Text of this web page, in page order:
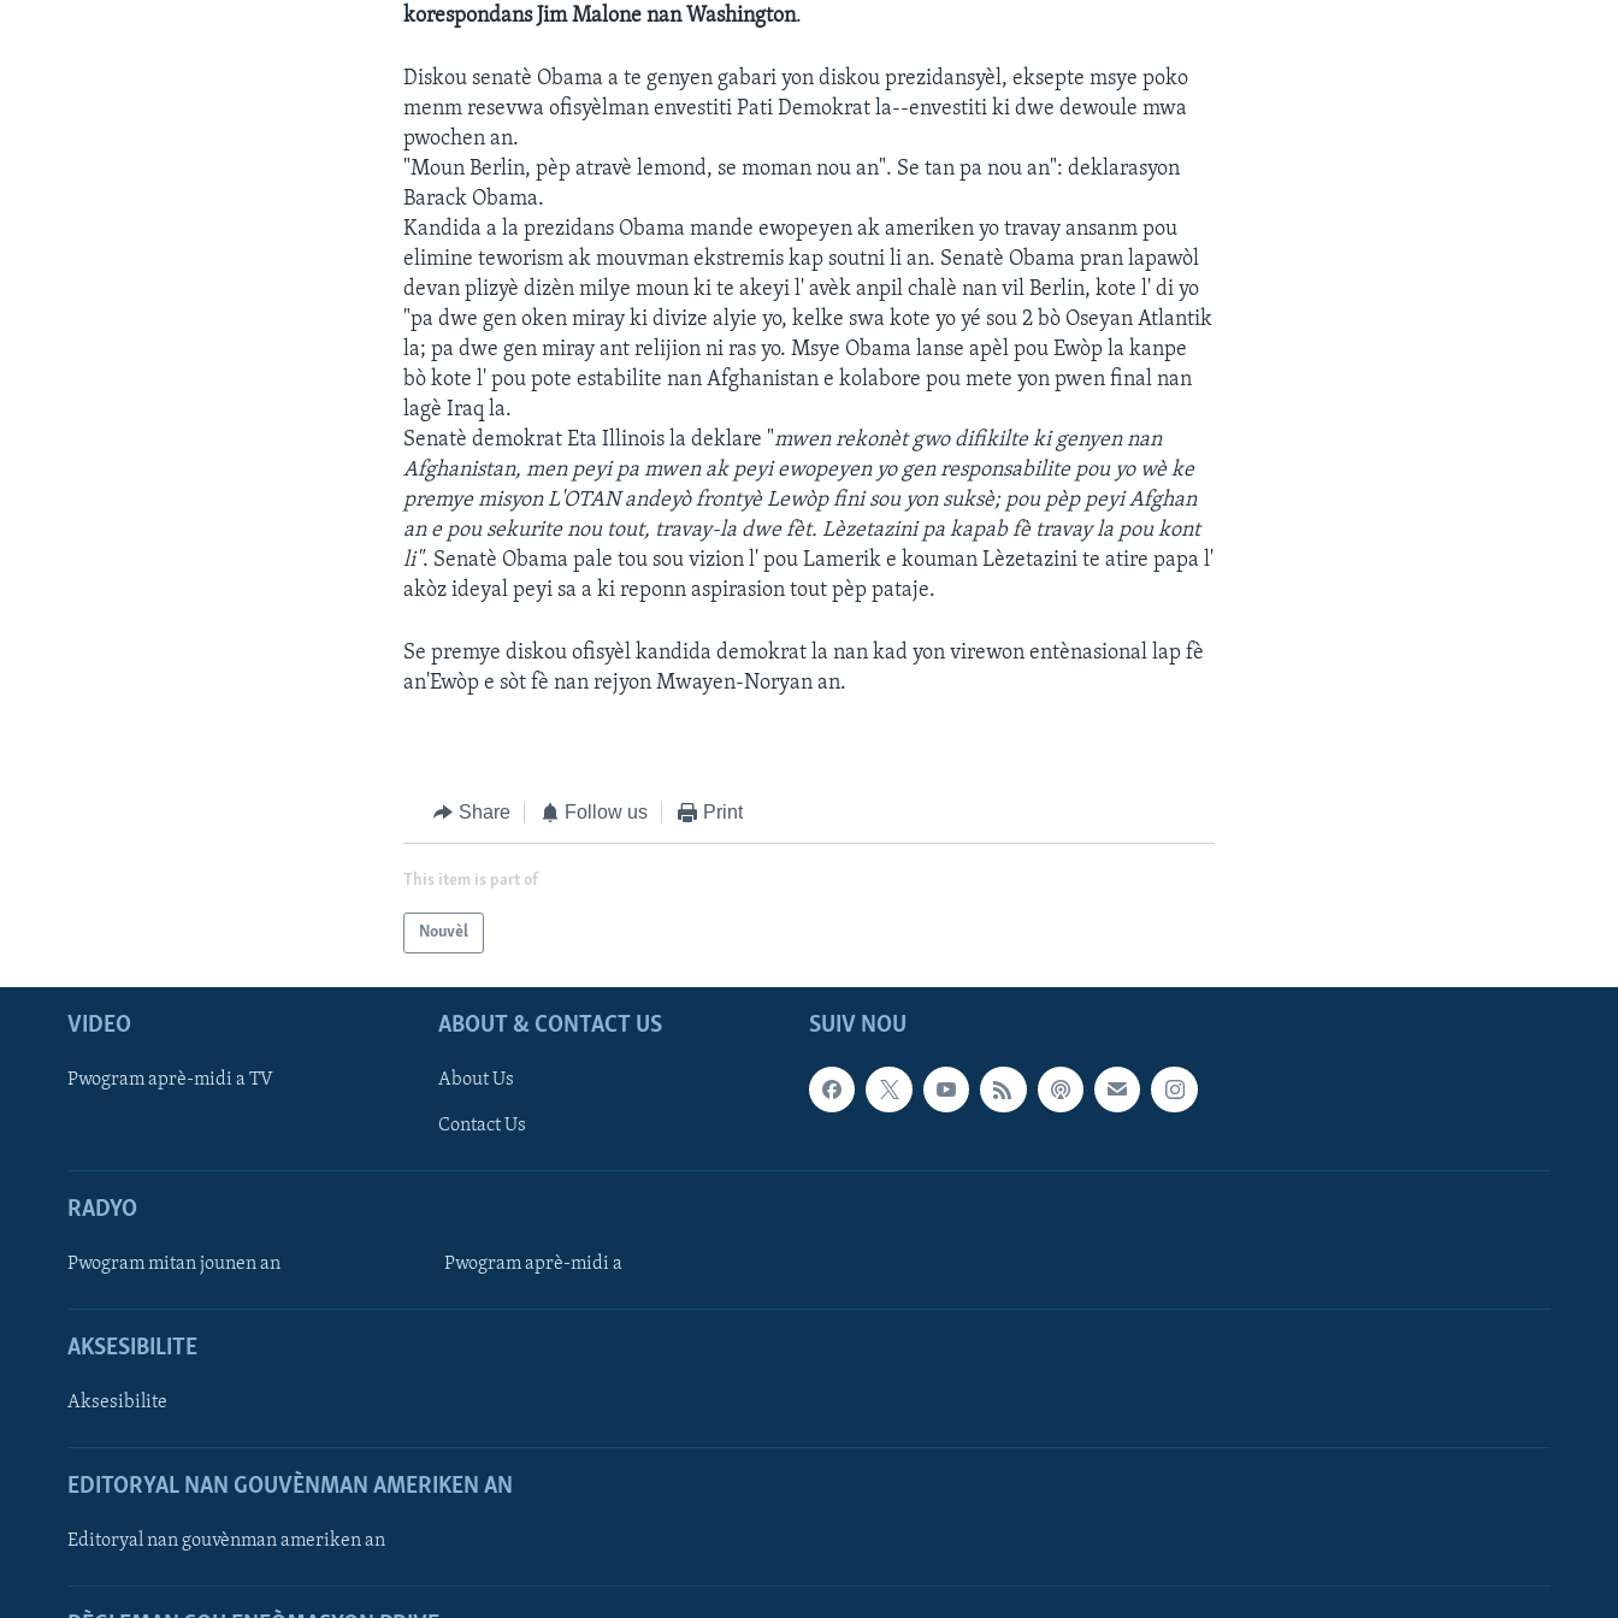
korespondans Jim Malone nan Washington.
Diskou senatè Obama a te genyen gabari yon diskou prezidansyèl, eksepte msye poko
menm resevwa ofisyèlman envestiti Pati Demokrat la--envestiti ki dwe dewoule mwa
pwochen an.
"Moun Berlin, pèp atravè lemond, se moman nou an". Se tan pa nou an": deklarasyon
Barack Obama.
Kandida a la prezidans Obama mande ewopeyen ak ameriken yo travay ansanm pou
elimine teworism ak mouvman ekstremis kap soutni li an. Senatè Obama pran lapawòl
devan plizyè dizèn milye moun ki te akeyi l' avèk anpil chalè nan vil Berlin, kote l' di yo
"pa dwe gen oken miray ki divize alyie yo, kelke swa kote yo yé sou 2 bò Oseyan Atlantik
la; pa dwe gen miray ant relijion ni ras yo. Msye Obama lanse apèl pou Ewòp la kanpe
bò kote l' pou pote estabilite nan Afghanistan e kolabore pou mete yon pwen final nan
lagè Iraq la.
Senatè demokrat Eta Illinois la deklare "mwen rekonèt gwo difikilte ki genyen nan
Afghanistan, men peyi pa mwen ak peyi ewopeyen yo gen responsabilite pou yo wè ke
premye misyon L'OTAN andeyò frontyè Lewòp fini sou yon suksè; pou pèp peyi Afghan
an e pou sekurite nou tout, travay-la dwe fèt. Lèzetazini pa kapab fè travay la pou kont
li". Senatè Obama pale tou sou vizion l' pou Lamerik e kouman Lèzetazini te atire papa l'
akòz ideyal peyi sa a ki reponn aspirasion tout pèp pataje.
Se premye diskou ofisyèl kandida demokrat la nan kad yon virewon entènasional lap fè
an'Ewòp e sòt fè nan rejyon Mwayen-Noryan an.
Share Follow us Print
This item is part of
Nouvèl
SUIV NOU
VIDEO
Pwogram aprè-midi a TV
ABOUT & CONTACT US
About Us
Contact Us
RADYO
Pwogram mitan jounen an Pwogram aprè-midi a
AKSESIBILITE
Aksesibilite
EDITORYAL NAN GOUVÈNMAN AMERIKEN AN
Editoryal nan gouvènman ameriken an